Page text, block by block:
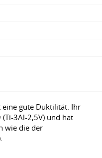
eine gute Duktilität. Ihr
3Al-2,5V) und hat
wie die der